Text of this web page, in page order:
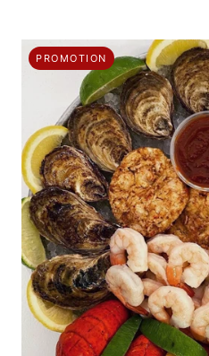
PROMOTION